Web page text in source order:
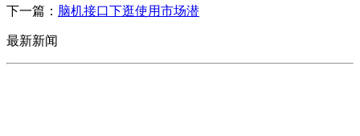
下一篇： 脑机接口下逛使用市场潜
最新新闻